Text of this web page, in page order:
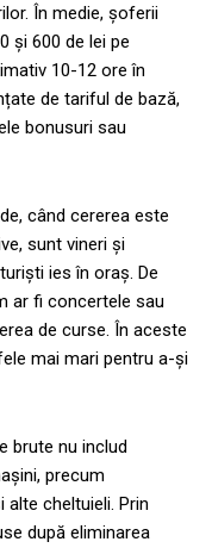
În medie, șoferii
și 600 de lei pe
10-12 ore în
de tariful de bază,
bonusuri sau
când cererea este
sunt vineri și
ies în oraș. De
ar fi concertele sau
de curse. În aceste
mai mari pentru a-și
brute nu includ
precum
alte cheltuieli. Prin
după eliminarea